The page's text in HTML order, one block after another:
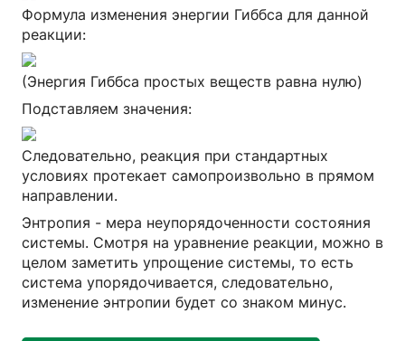
Формула изменения энергии Гиббса для данной
реакции:
(Энергия Гиббса простых веществ равна нулю)
Подставляем значения:
Следовательно, реакция при стандартных
условиях протекает самопроизвольно в прямом
направлении.
Энтропия - мера неупорядоченности состояния
системы. Смотря на уравнение реакции, можно в
целом заметить упрощение системы, то есть
система упорядочивается, следовательно,
изменение энтропии будет со знаком минус.